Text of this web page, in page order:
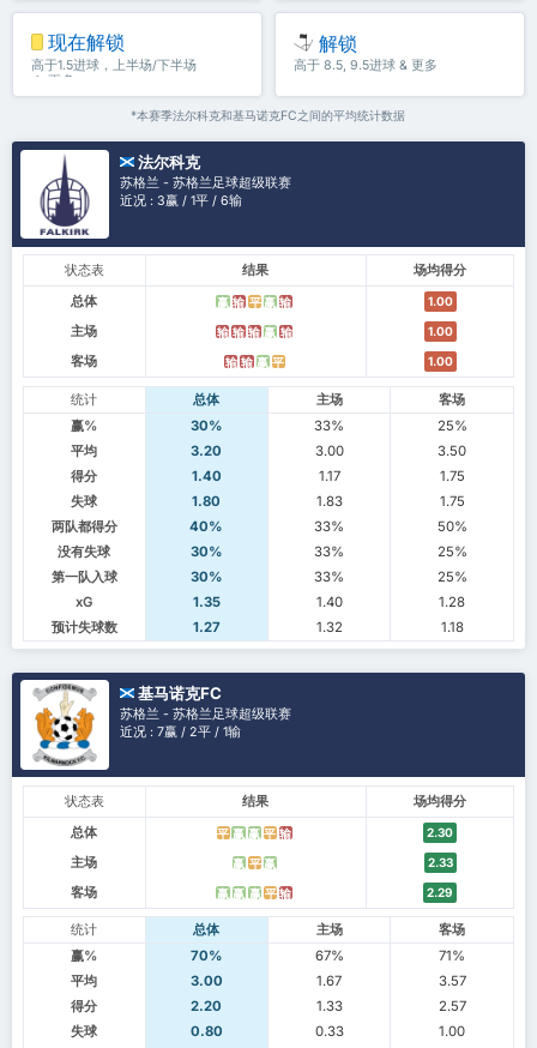
现在解锁
高于1.5进球，上半场/下半场
＆ 更多
解锁
高于 8.5, 9.5进球 & 更多
*本赛季法尔科克和基马诺克FC之间的平均统计数据
法尔科克
苏格兰 - 苏格兰足球超级联赛
近况 : 3赢 / 1平 / 6输
状态表 结果
场均得分
总体
赢 输 平 赢 输 1.00
主场 输 输 输 赢 输 1.00
客场 输 输 赢 平 1.00
统计 总体 主场
客场
赢%
30% 33%
25%
平均
3.20 3.00
3.50
得分
1.40 1.17
1.75
失球
1.80 1.83
1.75
两队都得分
40% 33%
50%
没有失球
30% 33%
25%
第一队入球
30% 33%
25%
xG
1.35 1.40
1.28
预计失球数
1.27 1.32 1.18
基马诺克FC
苏格兰 - 苏格兰足球超级联赛
近况 : 7赢 / 2平 / 1输
状态表 结果
场均得分
总体
平 赢 赢 平 输 2.30
主场 赢 平 赢 2.33
客场 赢 赢 赢 平 输 2.29
统计 总体 主场
客场
赢%
70% 67%
71%
平均
3.00 1.67
3.57
得分
2.20 1.33
2.57
失球
0.80 0.33
1.00